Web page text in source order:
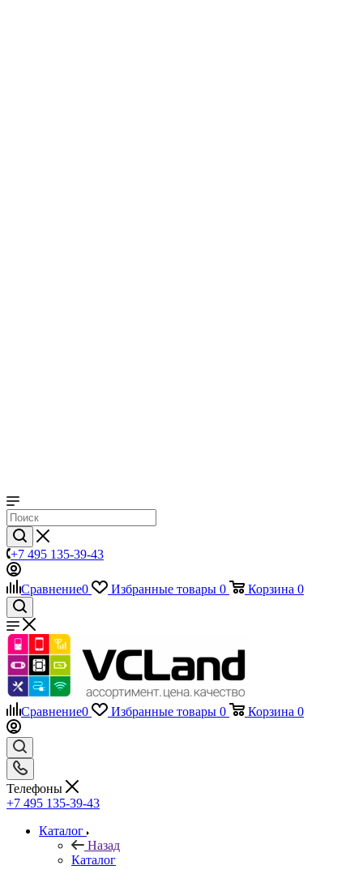
+7 495 135-39-43
Сравнение0
Сравнение 0 Избранные товары 0
Телефоны
+7 495 135-39-43
Каталог
Каталог
Запчасти для мобильных телефонов